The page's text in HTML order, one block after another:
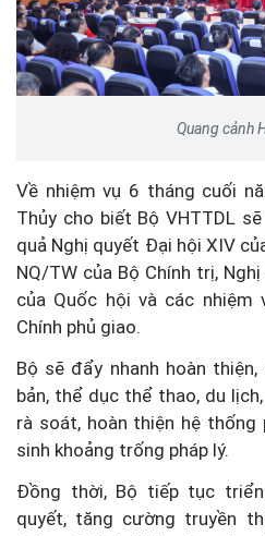
Quang cảnh
Về nhiệm vụ 6 tháng cuối
Thủy cho biết Bộ VHTTDL
quả Nghị quyết Đại hội XIV
NQ/TW của Bộ Chính trị,
của Quốc hội và các nhiệm
Chính phủ giao.
Bộ sẽ đẩy nhanh hoàn
bản, thể dục thể thao, du
rà soát, hoàn thiện hệ thống
sinh khoảng trống pháp lý.
Đồng thời, Bộ tiếp tục
quyết, tăng cường truyền